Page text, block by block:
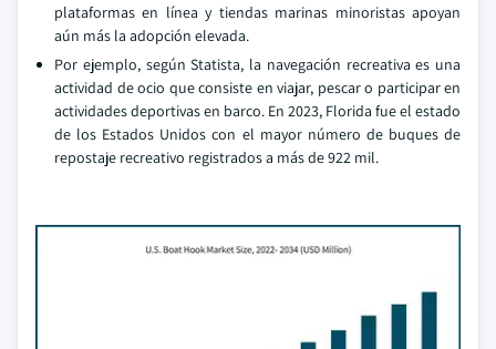
plataformas en línea y tiendas marinas minoristas apoyan
aún más la adopción elevada.
Por ejemplo, según Statista, la navegación recreativa es una
actividad de ocio que consiste en viajar, pescar o participar en
actividades deportivas en barco. En 2023, Florida fue el estado
de los Estados Unidos con el mayor número de buques de
repostaje recreativo registrados a más de 922 mil.